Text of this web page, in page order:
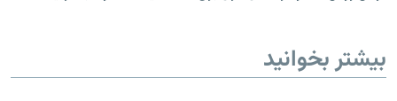
بیشتر بخوانید